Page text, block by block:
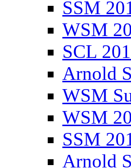
SSM
WSM
SCL
Arnold
WSM
WSM
SSM
Arnold